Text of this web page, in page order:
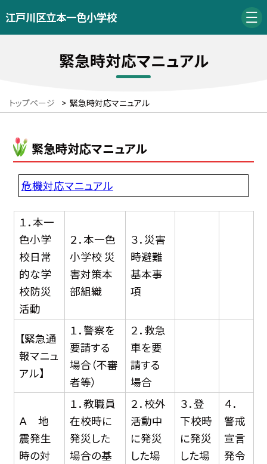
江戸川区立本一色小学校
緊急時対応マニュアル
トップページ > 緊急時対応マニュアル
緊急時対応マニュアル
危機対応マニュアル
１．本一
色小学
校日常
的な学
校防災
活動
２．本一色
小学校 災
害対策本
部組織
３．災害
時避難
基本事
項
【緊急通
報マニュ
アル】
１．警察を
要請する
場合（不審
者等）
２．救急
車を要
請する
場合
Ａ 地
震発生
時の対
１．教職員
在校時に
発災した
場合の基
２．校外
活動中
に発災
した場
３．登
下校時
に発災
した場
４．
警戒
宣言
発令